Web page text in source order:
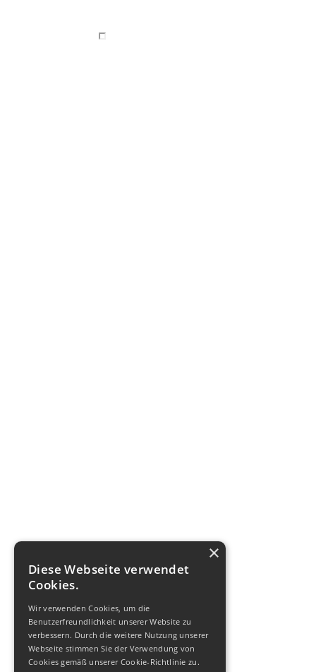
×
Diese Webseite verwendet
Cookies.
Wir verwenden Cookies, um die
Benutzerfreundlichkeit unserer Website zu
verbessern. Durch die weitere Nutzung unserer
Webseite stimmen Sie der Verwendung von
Cookies gemäß unserer Cookie-Richtlinie zu.